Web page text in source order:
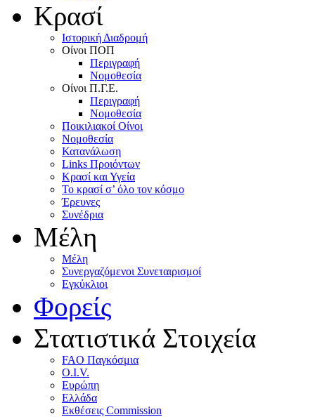
Κρασί
Iστορική Διαδρομή
Oίνοι ΠOΠ
Περιγραφή
Nομοθεσία
Oίνοι Π.Γ.E.
Περιγραφή
Νομοθεσία
Ποικιλιακοί Oίνοι
Nομοθεσία
Κατανάλωση
Links Προιόντων
Κρασί και Υγεία
To κρασί σ’ όλο τον κόσμο
Έρευνες
Συνέδρια
Μέλη
Mέλη
Συνεργαζόμενοι Συνεταιρισμοί
Εγκύκλιοι
Φορείς
Στατιστικά Στοιχεία
FAO Παγκόσμια
O.I.V.
Ευρώπη
Ελλάδα
Eκθέσεις Commission